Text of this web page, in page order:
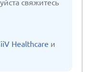
свяжитесь
Healthcare и